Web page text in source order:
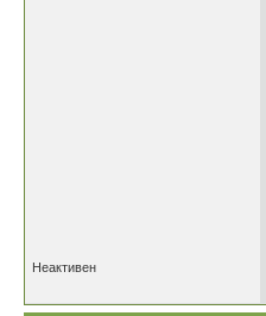
Неактивен